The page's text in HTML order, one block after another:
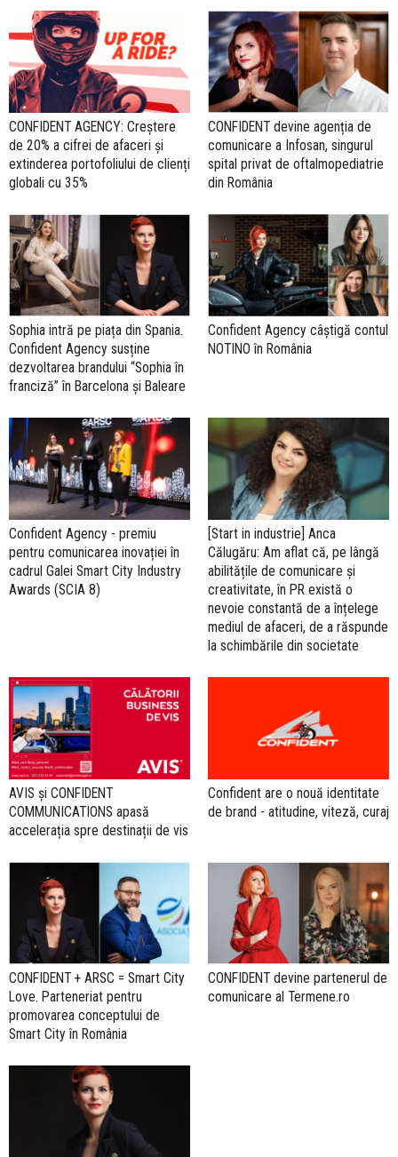
CONFIDENT AGENCY: Creștere
de 20% a cifrei de afaceri și
extinderea portofoliului de clienți
globali cu 35%
CONFIDENT devine agenția de
comunicare a Infosan, singurul
spital privat de oftalmopediatrie
din România
Sophia intră pe piața din Spania.
Confident Agency susține
dezvoltarea brandului “Sophia în
franciză” în Barcelona și Baleare
Confident Agency câștigă contul
NOTINO în România
Confident Agency - premiu
pentru comunicarea inovației în
cadrul Galei Smart City Industry
Awards (SCIA 8)
[Start in industrie] Anca
Călugăru: Am aflat că, pe lângă
abilitățile de comunicare și
creativitate, în PR există o
nevoie constantă de a înțelege
mediul de afaceri, de a răspunde
la schimbările din societate
AVIS și CONFIDENT
COMMUNICATIONS apasă
accelerația spre destinații de vis
Confident are o nouă identitate
de brand - atitudine, viteză, curaj
CONFIDENT + ARSC = Smart City
Love. Parteneriat pentru
promovarea conceptului de
Smart City în România
CONFIDENT devine partenerul de
comunicare al Termene.ro